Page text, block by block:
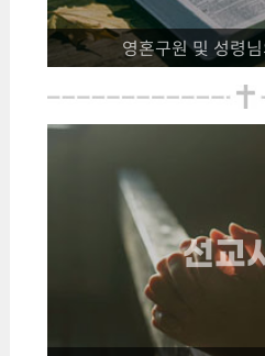
영혼구원 및 성령
선교